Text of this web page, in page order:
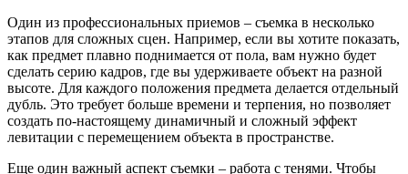
Один из профессиональных приемов – съемка в несколько
этапов для сложных сцен. Например, если вы хотите показать,
как предмет плавно поднимается от пола, вам нужно будет
сделать серию кадров, где вы удерживаете объект на разной
высоте. Для каждого положения предмета делается отдельный
дубль. Это требует больше времени и терпения, но позволяет
создать по-настоящему динамичный и сложный эффект
левитации с перемещением объекта в пространстве.
Еще один важный аспект съемки – работа с тенями. Чтобы